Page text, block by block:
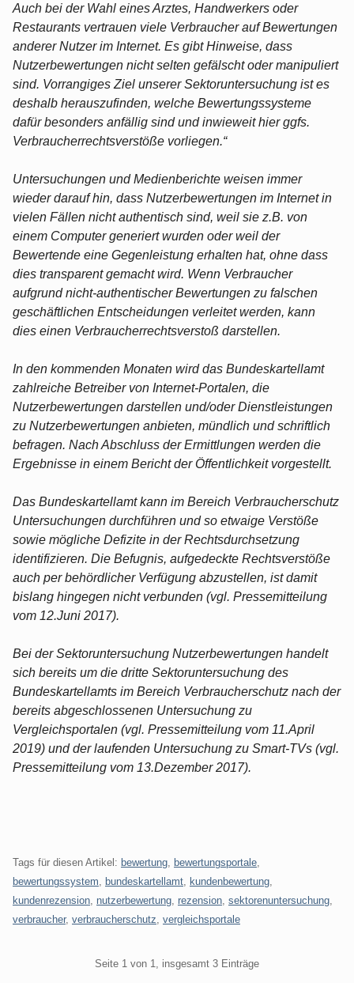
Auch bei der Wahl eines Arztes, Handwerkers oder
Restaurants vertrauen viele Verbraucher auf Bewertungen
anderer Nutzer im Internet. Es gibt Hinweise, dass
Nutzerbewertungen nicht selten gefälscht oder manipuliert
sind. Vorrangiges Ziel unserer Sektoruntersuchung ist es
deshalb herauszufinden, welche Bewertungssysteme
dafür besonders anfällig sind und inwieweit hier ggfs.
Verbraucherrechtsverstöße vorliegen.“
Untersuchungen und Medienberichte weisen immer
wieder darauf hin, dass Nutzerbewertungen im Internet in
vielen Fällen nicht authentisch sind, weil sie z.B. von
einem Computer generiert wurden oder weil der
Bewertende eine Gegenleistung erhalten hat, ohne dass
dies transparent gemacht wird. Wenn Verbraucher
aufgrund nicht-authentischer Bewertungen zu falschen
geschäftlichen Entscheidungen verleitet werden, kann
dies einen Verbraucherrechtsverstoß darstellen.
In den kommenden Monaten wird das Bundeskartellamt
zahlreiche Betreiber von Internet-Portalen, die
Nutzerbewertungen darstellen und/oder Dienstleistungen
zu Nutzerbewertungen anbieten, mündlich und schriftlich
befragen. Nach Abschluss der Ermittlungen werden die
Ergebnisse in einem Bericht der Öffentlichkeit vorgestellt.
Das Bundeskartellamt kann im Bereich Verbraucherschutz
Untersuchungen durchführen und so etwaige Verstöße
sowie mögliche Defizite in der Rechtsdurchsetzung
identifizieren. Die Befugnis, aufgedeckte Rechtsverstöße
auch per behördlicher Verfügung abzustellen, ist damit
bislang hingegen nicht verbunden (vgl. Pressemitteilung
vom 12.Juni 2017).
Bei der Sektoruntersuchung Nutzerbewertungen handelt
sich bereits um die dritte Sektoruntersuchung des
Bundeskartellamts im Bereich Verbraucherschutz nach der
bereits abgeschlossenen Untersuchung zu
Vergleichsportalen (vgl. Pressemitteilung vom 11.April
2019) und der laufenden Untersuchung zu Smart-TVs (vgl.
Pressemitteilung vom 13.Dezember 2017).
Tags für diesen Artikel: bewertung bewertungsportale
bewertungssystem
bundeskartellamt kundenbewertung
kundenrezension nutzerbewertung rezension sektorenuntersuchung
verbraucher, verbraucherschutz vergleichsportale
Seite 1 von 1, insgesamt 3 Einträge